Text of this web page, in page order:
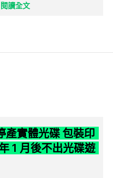
閱讀全文
實體光碟 包裝印
1 月後不出光碟遊